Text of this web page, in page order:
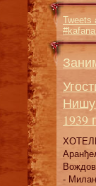
Tweets
1939
-